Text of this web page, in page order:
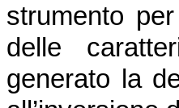
strumento
delle
generato la